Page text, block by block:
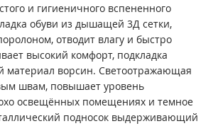
и гигиеничного вспененного
обуви из дышащей 3Д сетки,
отводит влагу и быстро
высокий комфорт, подкладка
материал ворсин. Светоотражающая
швам, повышает уровень
освещённых помещениях и темное
подносок выдерживающий